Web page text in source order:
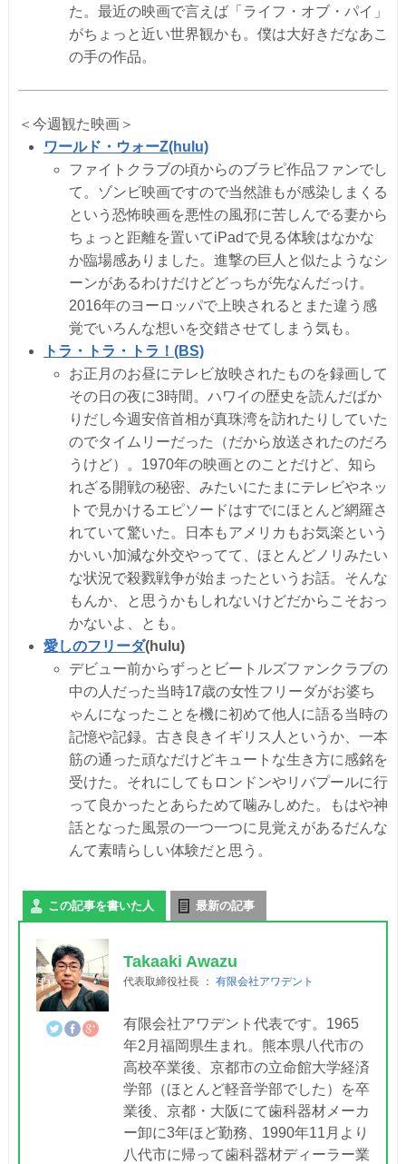
た。最近の映画で言えば「ライフ・オブ・パイ」
がちょっと近い世界観かも。僕は大好きだなあこ
の手の作品。
＜今週観た映画＞
ワールド・ウォーZ(hulu)
ファイトクラブの頃からのブラピ作品ファンでし
て。ゾンビ映画ですので当然誰もが感染しまくる
という恐怖映画を悪性の風邪に苦しんでる妻から
ちょっと距離を置いてiPadで見る体験はなかな
か臨場感ありました。進撃の巨人と似たようなシ
ーンがあるわけだけどどっちが先なんだっけ。
2016年のヨーロッパで上映されるとまた違う感
覚でいろんな想いを交錯させてしまう気も。
トラ・トラ・トラ！(BS)
お正月のお昼にテレビ放映されたものを録画して
その日の夜に3時間。ハワイの歴史を読んだばか
りだし今週安倍首相が真珠湾を訪れたりしていた
のでタイムリーだった（だから放送されたのだろ
うけど）。1970年の映画とのことだけど、知ら
れざる開戦の秘密、みたいにたまにテレビやネッ
トで見かけるエピソードはすでにほとんど網羅さ
れていて驚いた。日本もアメリカもお気楽という
かいい加減な外交やってて、ほとんどノリみたい
な状況で殺戮戦争が始まったというお話。そんな
もんか、と思うかもしれないけどだからこそおっ
かないよ、とも。
愛しのフリーダ(hulu)
デビュー前からずっとビートルズファンクラブの
中の人だった当時17歳の女性フリーダがお婆ち
ゃんになったことを機に初めて他人に語る当時の
記憶や記録。古き良きイギリス人というか、一本
筋の通った頑なだけどキュートな生き方に感銘を
受けた。それにしてもロンドンやリバプールに行
って良かったとあらためて噛みしめた。もはや神
話となった風景の一つ一つに見覚えがあるだんな
んて素晴らしい体験だと思う。
この記事を書いた人 最新の記事
Takaaki Awazu
代表取締役社長 ： 有限会社アワデント
有限会社アワデント代表です。1965
年2月福岡県生まれ。熊本県八代市の
高校卒業後、京都市の立命館大学経済
学部（ほとんど軽音学部でした）を卒
業後、京都・大阪にて歯科器材メーカ
ー卸に3年ほど勤務、1990年11月より
八代市に帰って歯科器材ディーラー業